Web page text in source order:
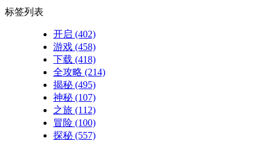
标签列表
开启 (402)
游戏 (458)
下载 (418)
全攻略 (214)
揭秘 (495)
神秘 (107)
之旅 (112)
冒险 (100)
探秘 (557)